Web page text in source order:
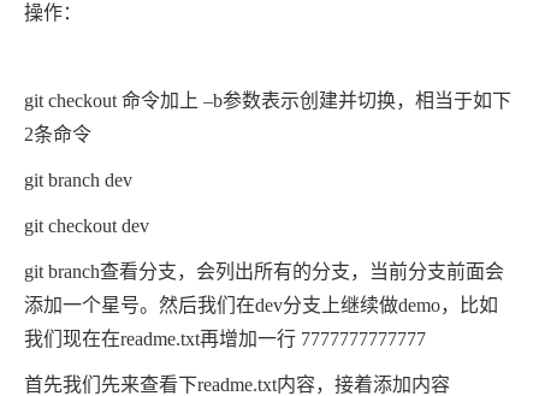
操作：
git checkout 命令加上 –b参数表示创建并切换，相当于如下
2条命令
git branch dev
git checkout dev
git branch查看分支，会列出所有的分支，当前分支前面会
添加一个星号。然后我们在dev分支上继续做demo，比如
我们现在在readme.txt再增加一行 7777777777777
首先我们先来查看下readme.txt内容，接着添加内容